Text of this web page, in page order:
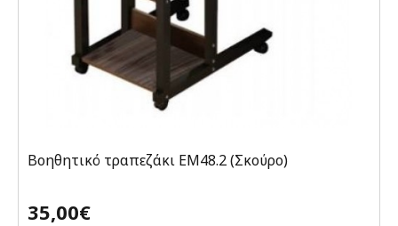
Βοηθητικό τραπεζάκι EM48.2 (Σκούρο)
35,00€